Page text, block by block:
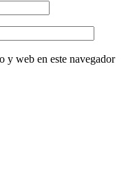
y web en este navegador